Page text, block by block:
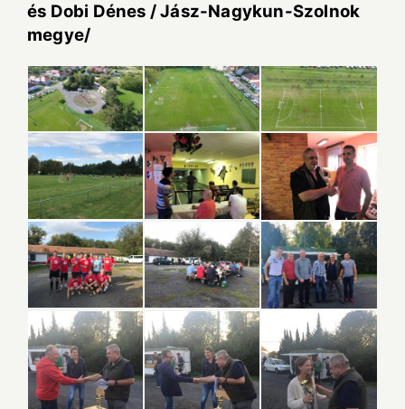
és Dobi Dénes / Jász-Nagykun-Szolnok
megye/